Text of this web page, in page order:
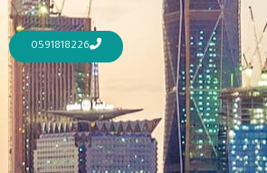
0591818226